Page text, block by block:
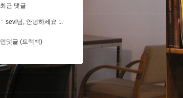
최근 댓글
sevi님, 안녕하세요 :..
먼댓글 (트랙백)